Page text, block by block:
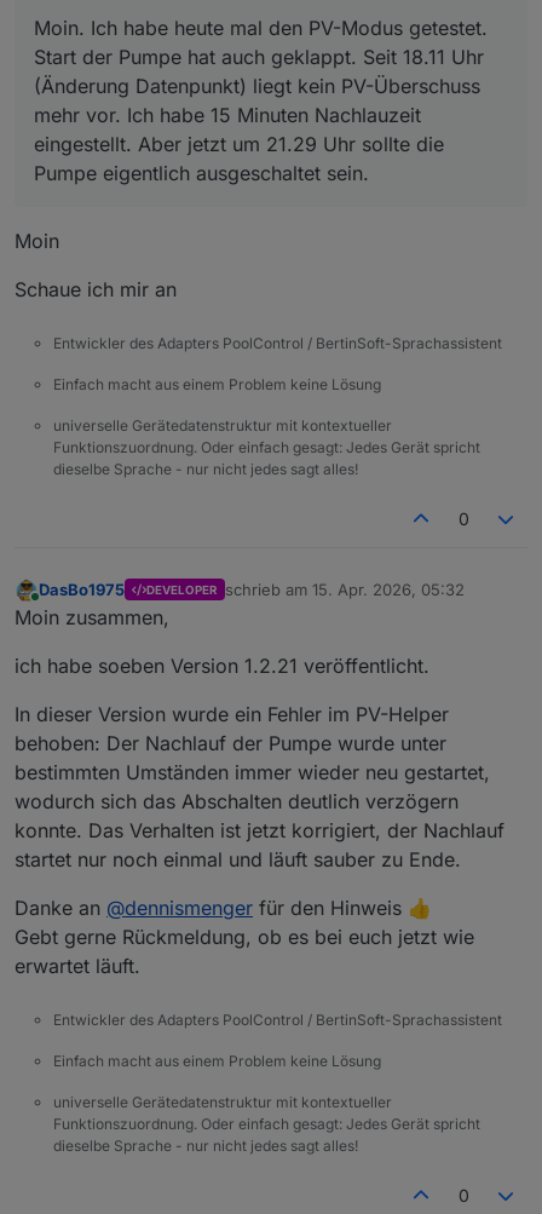
Moin. Ich habe heute mal den PV-Modus getestet.
Start der Pumpe hat auch geklappt. Seit 18.11 Uhr
(Änderung Datenpunkt) liegt kein PV-Überschuss
mehr vor. Ich habe 15 Minuten Nachlauzeit
eingestellt. Aber jetzt um 21.29 Uhr sollte die
Pumpe eigentlich ausgeschaltet sein.
Moin
Schaue ich mir an
Entwickler des Adapters PoolControl / BertinSoft-Sprachassistent
Einfach macht aus einem Problem keine Lösung
universelle Gerätedatenstruktur mit kontextueller
Funktionszuordnung. Oder einfach gesagt: Jedes Gerät spricht
dieselbe Sprache - nur nicht jedes sagt alles!
0
Online
DasBo1975 DEVELOPER schrieb am 15. Apr. 2026, 05:32
zuletzt editiert von
Moin zusammen,
ich habe soeben Version 1.2.21 veröffentlicht.
In dieser Version wurde ein Fehler im PV-Helper
behoben: Der Nachlauf der Pumpe wurde unter
bestimmten Umständen immer wieder neu gestartet,
wodurch sich das Abschalten deutlich verzögern
konnte. Das Verhalten ist jetzt korrigiert, der Nachlauf
startet nur noch einmal und läuft sauber zu Ende.
Danke an @dennismenger für den Hinweis 👍
Gebt gerne Rückmeldung, ob es bei euch jetzt wie
erwartet läuft.
Entwickler des Adapters PoolControl / BertinSoft-Sprachassistent
Einfach macht aus einem Problem keine Lösung
universelle Gerätedatenstruktur mit kontextueller
Funktionszuordnung. Oder einfach gesagt: Jedes Gerät spricht
dieselbe Sprache - nur nicht jedes sagt alles!
0